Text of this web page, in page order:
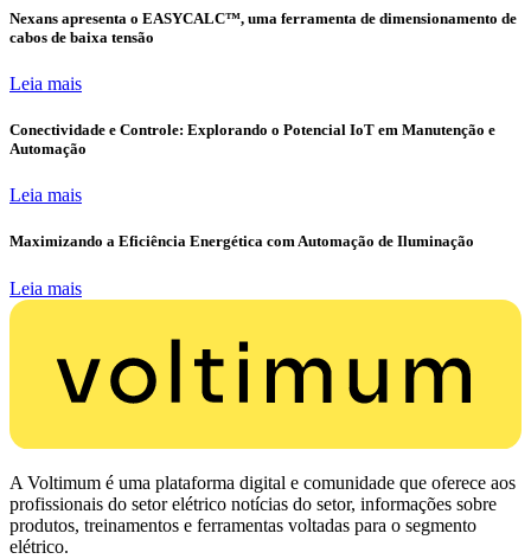
Nexans apresenta o EASYCALC™, uma ferramenta de dimensionamento de
cabos de baixa tensão
Leia mais
Conectividade e Controle: Explorando o Potencial IoT em Manutenção e
Automação
Leia mais
Maximizando a Eficiência Energética com Automação de Iluminação
Leia mais
A Voltimum é uma plataforma digital e comunidade que oferece aos
profissionais do setor elétrico notícias do setor, informações sobre
produtos, treinamentos e ferramentas voltadas para o segmento
elétrico.